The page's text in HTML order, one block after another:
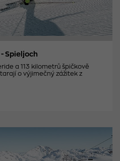
Spieljoch
a 113 kilometrů špičkově
o výjimečný zážitek z